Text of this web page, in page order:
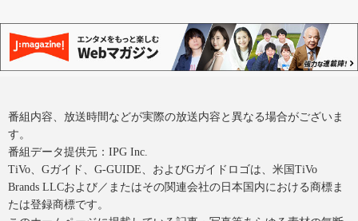
番組内容、放送時間などが実際の放送内容と異なる場合がございま
す。
番組データ提供元：IPG Inc.
TiVo、Gガイド、G-GUIDE、およびGガイドロゴは、米国TiVo
Brands LLCおよび／またはその関連会社の日本国内における商標ま
たは登録商標です。